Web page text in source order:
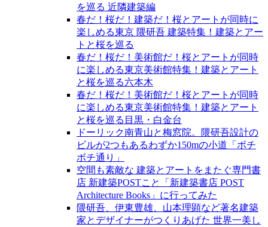
を巡る 近隣建築編
春だ！桜だ！建築だ！桜とアートが同時に
楽しめる東京 隈研吾 建築特集！建築とアー
トと桜を巡る
春だ！桜だ！美術館だ！桜とアートが同時
に楽しめる東京美術館特集！建築とアート
と桜を巡る六本木
春だ！桜だ！美術館だ！桜とアートが同時
に楽しめる東京美術館特集！建築とアート
と桜を巡る目黒・白金台
ドーリック南青山と梅窓院。隈研吾設計の
ビルが2つもあるわずか150mの小道「ボチ
ボチ通り」
空間も素敵な 建築とアートをまたぐ専門書
店 新建築POSTこと「新建築書店 POST
Architecture Books」に行ってみた
隈研吾、伊東豊雄、山本理顕など著名建築
家とデザイナーがつくりあげた 世界一美し